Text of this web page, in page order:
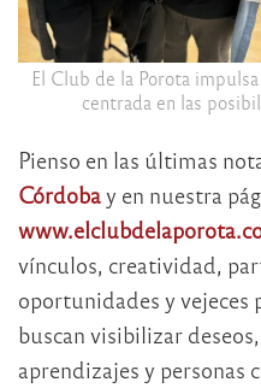
El Club de la Porota
centrada en las
Pienso en las últimas
Córdoba y en nuestra
vínculos, creatividad,
oportunidades y vejeces
buscan visibilizar
aprendizajes y personas